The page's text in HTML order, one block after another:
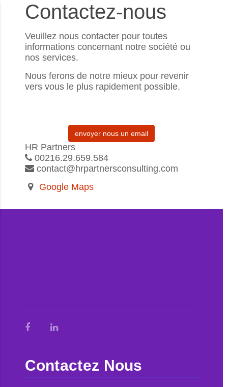
Contactez-nous
Veuillez nous contacter pour toutes
informations concernant notre société ou
nos services.
Nous ferons de notre mieux pour revenir
vers vous le plus rapidement possible.
envoyer nous un email
HR Partners
00216.29.659.584
contact@hrpartnersconsulting.com
Google Maps
Contactez Nous